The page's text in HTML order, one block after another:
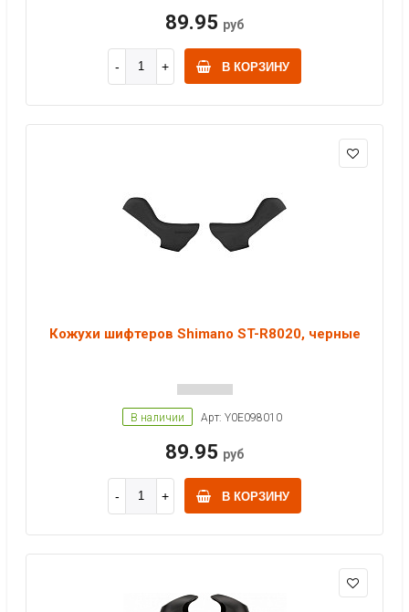
89.95 руб
В КОРЗИНУ
Кожухи шифтеров Shimano ST-R8020, черные
В наличии Арт: Y0E098010
89.95 руб
В КОРЗИНУ